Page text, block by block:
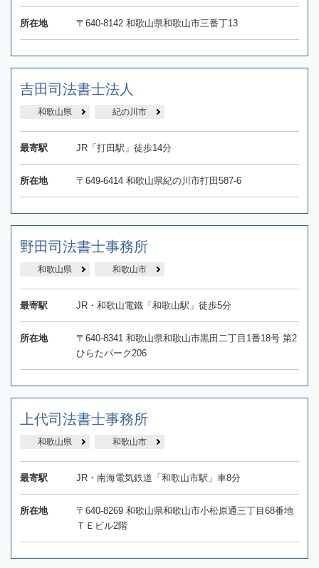
所在地 〒640-8142 和歌山県和歌山市三番丁13
吉田司法書士法人
和歌山県 紀の川市
最寄駅 JR「打田駅」徒歩14分
所在地 〒649-6414 和歌山県紀の川市打田587-6
野田司法書士事務所
和歌山県 和歌山市
最寄駅 JR・和歌山電鐵「和歌山駅」徒歩5分
所在地
〒640-8341 和歌山県和歌山市黒田二丁目1番18号 第2
ひらたパーク206
上代司法書士事務所
和歌山県 和歌山市
最寄駅 JR・南海電気鉄道「和歌山市駅」車8分
所在地
〒640-8269 和歌山県和歌山市小松原通三丁目68番地
ＴＥビル2階